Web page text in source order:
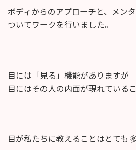
時
ボディからのアプローチと、メン
ついてワークを行いました。
目には「見る」機能がありますが
目にはその人の内面が現れているこ
目が私たちに教えることはとても